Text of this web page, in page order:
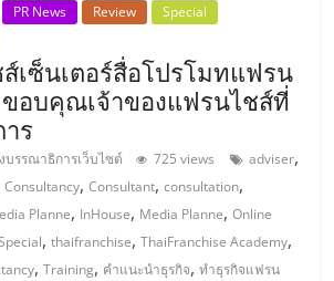
PR News Review
Special
เซ็นเตอร์สื่อโปรโมทแฟรน
อบคุณเจ้าของแฟรนไชส์ที่
ร
บรรณาธิการเว็บไซต์ 725 views adviser,
Consultancy,Consultant,consultation,
Planne, InHouse, Media Planne,Online
,thaifranchise,ThaiFranchise Academy,
,Training, คำแนะนำธุรกิจ,ทำธุรกิจแฟรน